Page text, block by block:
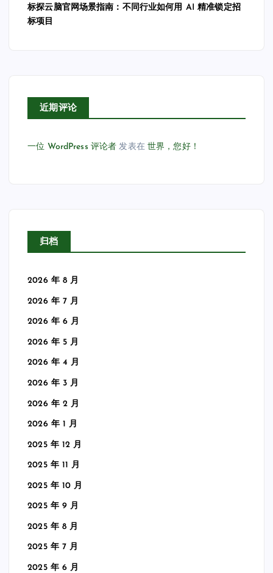
标探云脑官网场景指南：不同行业如何用 AI 精准锁定招
标项目
近期评论
一位 WordPress 评论者 发表在世界，您好！
归档
2026 年 8 月
2026 年 7 月
2026 年 6 月
2026 年 5 月
2026 年 4 月
2026 年 3 月
2026 年 2 月
2026 年 1 月
2025 年 12 月
2025 年 11 月
2025 年 10 月
2025 年 9 月
2025 年 8 月
2025 年 7 月
2025 年 6 月